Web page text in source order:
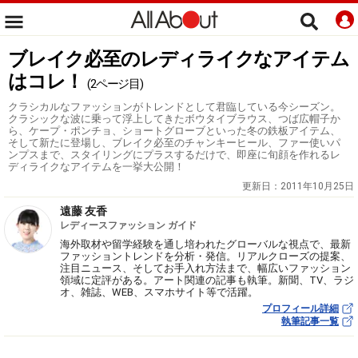
ブレイク必至のレディライクなアイテム
はコレ！
(2ページ目)
クラシカルなファッションがトレンドとして君臨している今シーズン。
クラシックな波に乗って浮上してきたボウタイブラウス、つば広帽子か
ら、ケープ・ポンチョ、ショートグローブといった冬の鉄板アイテム、
そして新たに登場し、ブレイク必至のチャンキーヒール、ファー使いパ
ンプスまで、スタイリングにプラスするだけで、即座に旬顔を作れるレ
ディライクなアイテムを一挙大公開！
更新日： 2011年10月25日
遠藤 友香
レディースファッション ガイド
海外取材や留学経験を通し培われたグローバルな視点で、最新
ファッショントレンドを分析・発信。リアルクローズの提案、
注目ニュース、そしてお手入れ方法まで、幅広いファッション
領域に定評がある。アート関連の記事も執筆。新聞、TV、ラジ
オ、雑誌、WEB、スマホサイト等で活躍。
プロフィール詳細
執筆記事一覧